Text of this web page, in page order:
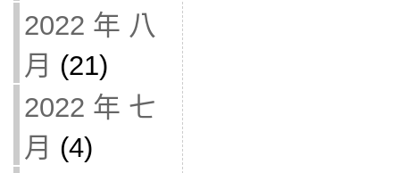
2022 年 八
月 (21)
2022 年 七
月 (4)